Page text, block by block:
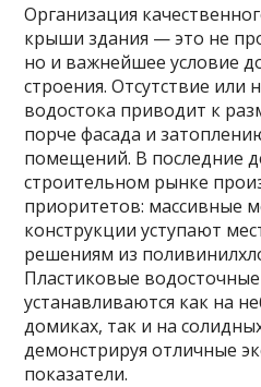
Организация
крыши здания — это не
но и важнейшее условие
строения. Отсутствие или
водостока приводит к
порче фасада и
помещений. В последние
строительном рынке
приоритетов: массивные
конструкции уступают
решениям из
Пластиковые
устанавливаются как на
домиках, так и на
демонстрируя отличные
показатели.